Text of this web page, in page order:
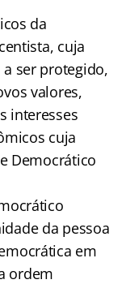
da
cuja
ser protegido,
valores,
interesses
cuja
Democrático
da pessoa
em
ordem